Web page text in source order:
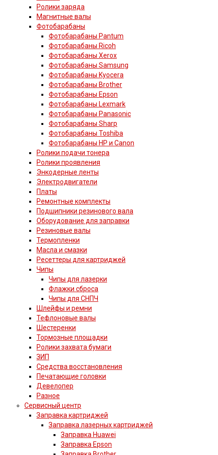
Ролики заряда
Магнитные валы
Фотобарабаны
Фотобарабаны Pantum
Фотобарабаны Ricoh
Фотобарабаны Xerox
Фотобарабаны Samsung
Фотобарабаны Kyocera
Фотобарабаны Brother
Фотобарабаны Epson
Фотобарабаны Lexmark
Фотобарабаны Panasonic
Фотобарабаны Sharp
Фотобарабаны Toshiba
Фотобарабаны HP и Canon
Ролики подачи тонера
Ролики проявления
Энкодерные ленты
Электродвигатели
Платы
Ремонтные комплекты
Подшипники резинового вала
Оборудование для заправки
Резиновые валы
Термопленки
Масла и смазки
Ресеттеры для картриджей
Чипы
Чипы для лазерки
Флажки сброса
Чипы для СНПЧ
Шлейфы и ремни
Тефлоновые валы
Шестеренки
Тормозные площадки
Ролики захвата бумаги
ЗИП
Средства восстановления
Печатающие головки
Девелопер
Разное
Сервисный центр
Заправка картриджей
Заправка лазерных картриджей
Заправка Huawei
Заправка Epson